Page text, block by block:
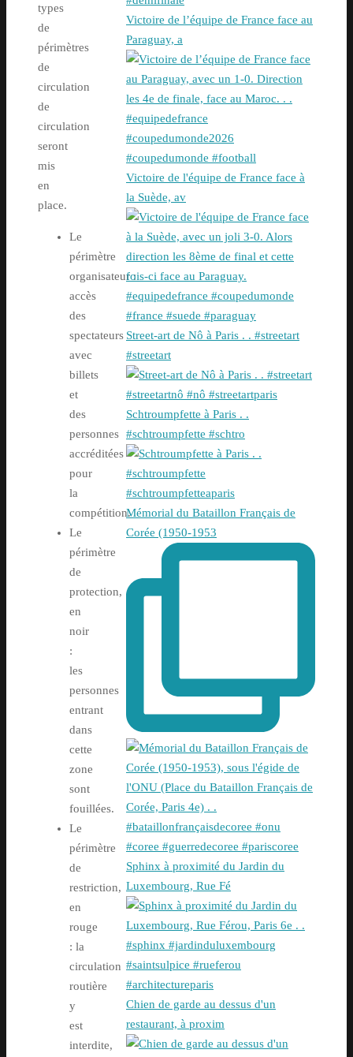
types
de
périmètres
de
circulation
de
circulation
seront
mis
en
place.
Le
périmètre
organisateur :
accès
des
spectateurs
avec
billets
et
des
personnes
accréditées
pour
la
compétition.
Le
périmètre
de
protection,
en
noir
:
les
personnes
entrant
dans
cette
zone
sont
fouillées.
Le
périmètre
de
restriction,
en
rouge
: la
circulation
routière
y
est
interdite,
Victoire de l’équipe de France face au
Paraguay, a
Victoire de l'équipe de France face à
la Suède, av
Street-art de Nô à Paris . . #streetart
#streetart
Schtroumpfette à Paris . .
#schtroumpfette #schtro
Mémorial du Bataillon Français de
Corée (1950-1953
Sphinx à proximité du Jardin du
Luxembourg, Rue Fé
Chien de garde au dessus d'un
restaurant, à proxim